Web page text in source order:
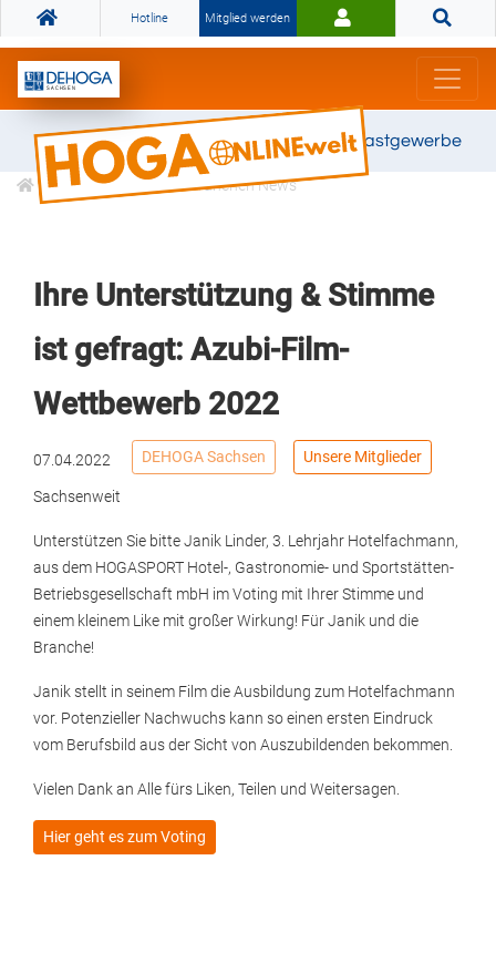
Hotline Mitglied werden
Gemeinsam stark für das Gastgewerbe
Informationen Branchen News
Ihre Unterstützung & Stimme
ist gefragt: Azubi-Film-
Wettbewerb 2022
07.04.2022 DEHOGA Sachsen Unsere Mitglieder
Sachsenweit
Unterstützen Sie bitte Janik Linder, 3. Lehrjahr Hotelfachmann,
aus dem HOGASPORT Hotel-, Gastronomie- und Sportstätten-
Betriebsgesellschaft mbH im Voting mit Ihrer Stimme und
einem kleinem Like mit großer Wirkung! Für Janik und die
Branche!
Janik stellt in seinem Film die Ausbildung zum Hotelfachmann
vor. Potenzieller Nachwuchs kann so einen ersten Eindruck
vom Berufsbild aus der Sicht von Auszubildenden bekommen.
Vielen Dank an Alle fürs Liken, Teilen und Weitersagen.
Hier geht es zum Voting